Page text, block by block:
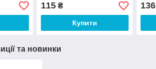
115₴
Купити
136
та новинки